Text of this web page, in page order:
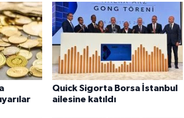
Quick Sigorta Borsa İstanbul
ailesine katıldı